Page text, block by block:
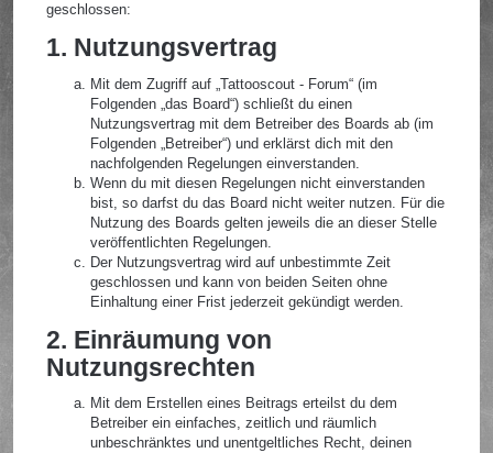
geschlossen:
1. Nutzungsvertrag
Mit dem Zugriff auf „Tattooscout - Forum“ (im
Folgenden „das Board“) schließt du einen
Nutzungsvertrag mit dem Betreiber des Boards ab (im
Folgenden „Betreiber“) und erklärst dich mit den
nachfolgenden Regelungen einverstanden.
Wenn du mit diesen Regelungen nicht einverstanden
bist, so darfst du das Board nicht weiter nutzen. Für die
Nutzung des Boards gelten jeweils die an dieser Stelle
veröffentlichten Regelungen.
Der Nutzungsvertrag wird auf unbestimmte Zeit
geschlossen und kann von beiden Seiten ohne
Einhaltung einer Frist jederzeit gekündigt werden.
2. Einräumung von
Nutzungsrechten
Mit dem Erstellen eines Beitrags erteilst du dem
Betreiber ein einfaches, zeitlich und räumlich
unbeschränktes und unentgeltliches Recht, deinen